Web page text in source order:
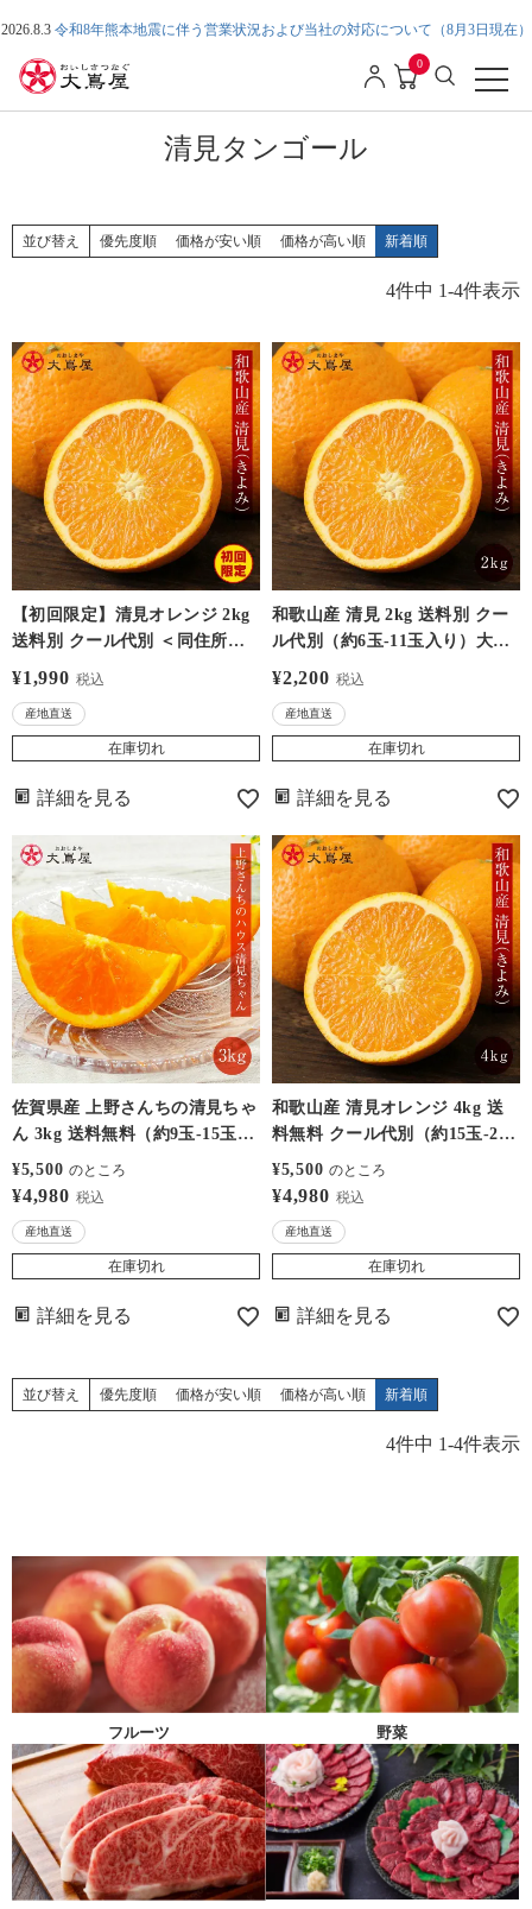
2026.8.3 令和8年熊本地震に伴う営業状況および当社の対応について（8月3日現在）
0
清見タンゴール
並び替え 優先度順 価格が安い順 価格が高い順 新着順
4件中 1-4件表示
【初回限定】清見オレンジ 2kg
送料別 クール代別 ＜同住所に2
箱以上で送料無料＞ 2月下旬よ
購入の際は送料を追加いたしま
¥1,990 税込
産地直送
在庫切れ
詳細を見る
和歌山産 清見 2kg 送料別 クー
ル代別（約6玉-11玉入り）大小
サイズ混合 農家直送 産地直送
しまや）
¥2,200 税込
産地直送
在庫切れ
詳細を見る
佐賀県産 上野さんちの清見ちゃ
ん 3kg 送料無料（約9玉-15玉入
り）大小サイズ混合 ＜4月上旬
より出荷予定＞ 農家直送 産地
（おおしまや）
¥5,500 のところ
¥4,980 税込
産地直送
在庫切れ
詳細を見る
和歌山産 清見オレンジ 4kg 送
料無料 クール代別（約15玉-21
玉入り）大小サイズ混合 ＜2月
下旬より出荷予定＞ 農家直送
屋（おおしまや）
¥5,500 のところ
¥4,980 税込
産地直送
在庫切れ
詳細を見る
並び替え 優先度順 価格が安い順 価格が高い順 新着順
4件中 1-4件表示
フルーツ 野菜